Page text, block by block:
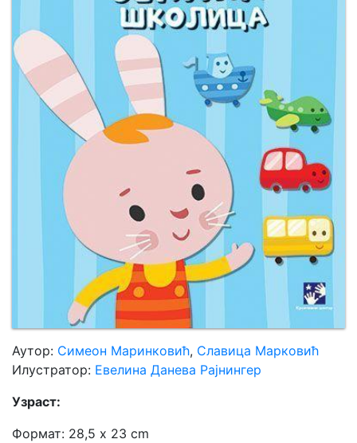
Мој
налог
Аутор: Симеон Маринковић, Славица Марковић
Илустратор: Евелина Данева Рајнингер
Узраст:
Формат: 28,5 x 23 cm